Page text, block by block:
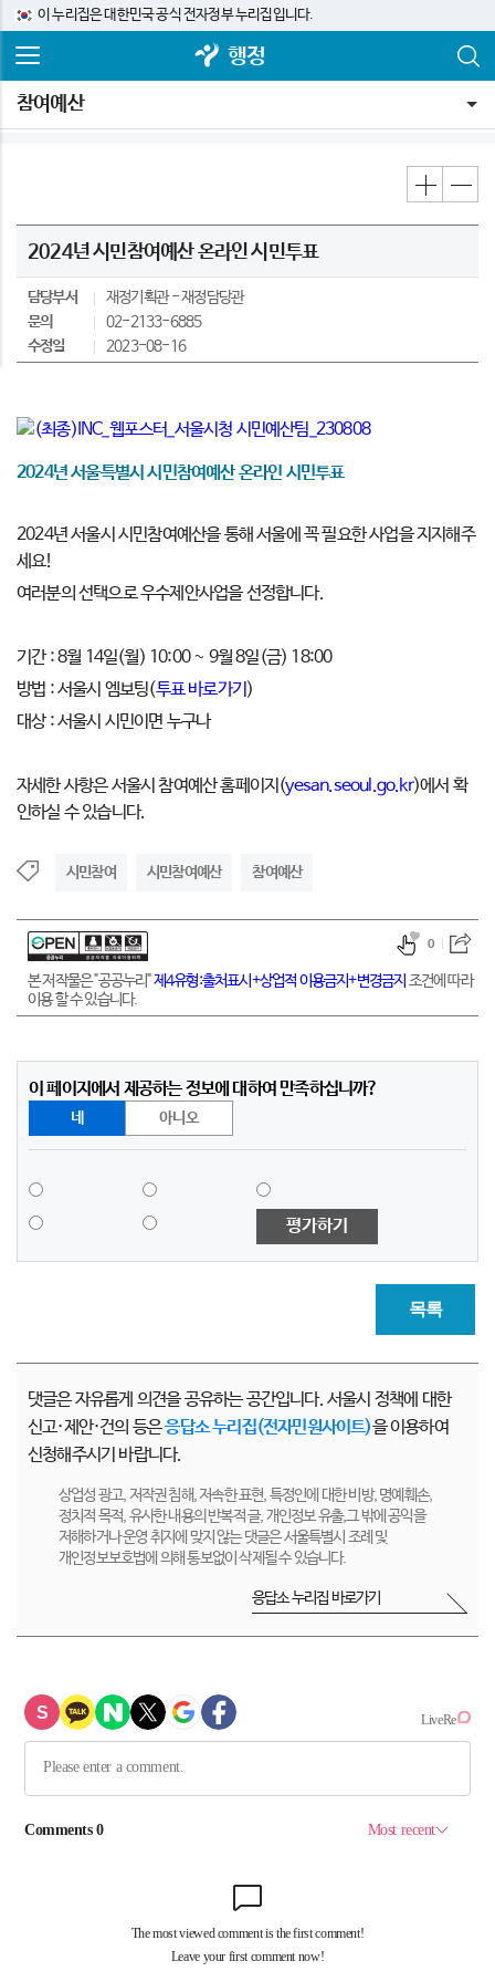
이 누리집은 대한민국 공식 전자정부 누리집입니다.
행정
참여예산
2024년 시민참여예산 온라인 시민투표
담당부서 재정기획관
재정담당관
문의
02-2133-6885
수정일
2023-08-16
2024년 서울특별시 시민참여예산 온라인 시민투표
2024년 서울시 시민참여예산을 통해 서울에 꼭 필요한 사업을 지지해주
세요!
여러분의 선택으로 우수제안사업을 선정합니다.
기간 : 8월 14일(월) 10:00 ~ 9월 8일(금) 18:00
방법 : 서울시 엠보팅(투표 바로가기 )
대상 : 서울시 시민이면 누구나
자세한 사항은 서울시 참여예산 홈페이지(yesan.seoul.go.kr)에서 확
인하실 수 있습니다.
시민참여 시민참여예산 참여예산
본 저작물은 "공공누리"제4유형:출처표시+상업적 이용금지+변경금지 조건에 따라
이용 할 수 있습니다.
0
이 페이지에서 제공하는 정보에 대하여 만족하십니까?
네 아니오
평가하기
목록
댓글은 자유롭게 의견을 공유하는 공간입니다. 서울시 정책에 대한
신고·제안·건의 등은응답소 누리집(전자민원사이트)을 이용하여
신청해주시기 바랍니다.
상업성 광고, 저작권 침해, 저속한 표현, 특정인에 대한 비방, 명예훼손,
정치적 목적, 유사한 내용의 반복적 글, 개인정보 유출,그 밖에 공익을
저해하거나 운영 취지에 맞지 않는 댓글은 서울특별시 조례 및
개인정보보호법에 의해 통보없이 삭제될 수 있습니다.
응답소 누리집 바로가기